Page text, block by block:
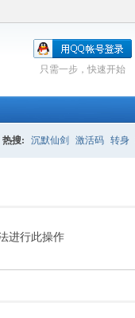
只需一步，快速开始
热搜: 沉默仙剑 激活码 转身
进行此操作